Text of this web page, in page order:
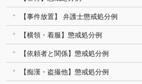
【事件放置】 弁護士懲戒処分例
【横領・着服】懲戒処分例
【依頼者と関係】懲戒処分例
【痴漢・盗撮他】懲戒処分例